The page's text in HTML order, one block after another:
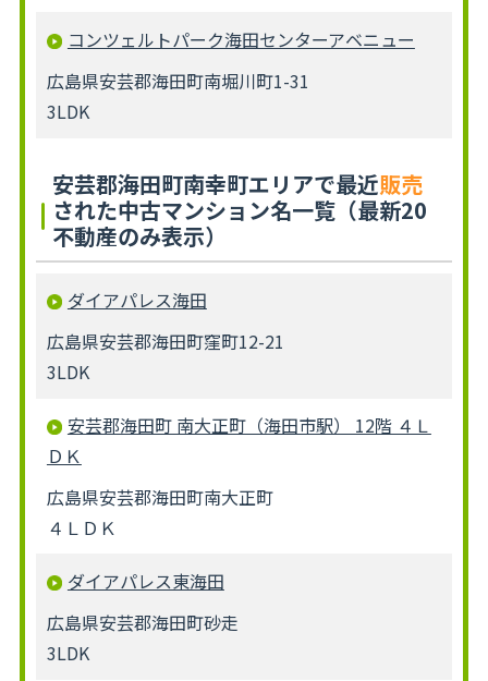
コンツェルトパーク海田センターアベニュー
広島県安芸郡海田町南堀川町1-31
3LDK
安芸郡海田町南幸町エリアで最近販売
された中古マンション名一覧（最新20
不動産のみ表示）
ダイアパレス海田
広島県安芸郡海田町窪町12-21
3LDK
安芸郡海田町 南大正町（海田市駅） 12階 ４Ｌ
ＤＫ
広島県安芸郡海田町南大正町
４ＬＤＫ
ダイアパレス東海田
広島県安芸郡海田町砂走
3LDK